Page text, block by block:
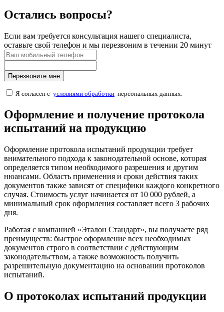
Остались вопросы?
Если вам требуется консультация нашего специалиста,
оставьте свой телефон и мы перезвоним в течении 20 минут
Перезвоните мне
Я согласен с условиями обработки персональных данных.
Оформление и получение протокола
испытаний на продукцию
Оформление протокола испытаний продукции требует
внимательного подхода к законодательной основе, которая
определяется типом необходимого разрешения и другим
нюансами. Область применения и сроки действия таких
документов также зависят от специфики каждого конкретного
случая. Стоимость услуг начинается от 10 000 рублей, а
минимальный срок оформления составляет всего 3 рабочих
дня.
Работая с компанией «Эталон Стандарт», вы получаете ряд
преимуществ: быстрое оформление всех необходимых
документов строго в соответствии с действующим
законодательством, а также возможность получить
разрешительную документацию на основании протоколов
испытаний.
О протоколах испытаний продукции